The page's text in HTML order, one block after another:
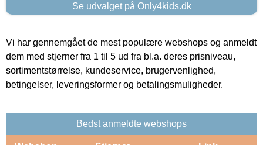
Se udvalget på Only4kids.dk
Vi har gennemgået de mest populære webshops og anmeldt
dem med stjerner fra 1 til 5 ud fra bl.a. deres prisniveau,
sortimentstørrelse, kundeservice, brugervenlighed,
betingelser, leveringsformer og betalingsmuligheder.
Bedst anmeldte webshops